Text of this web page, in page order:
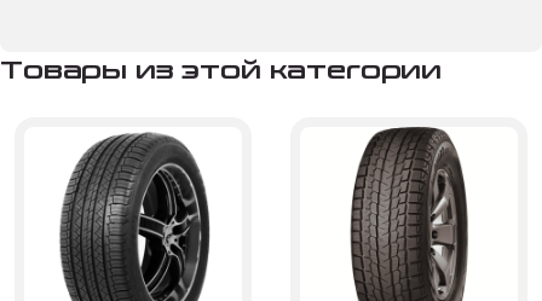
Товары из этой категории